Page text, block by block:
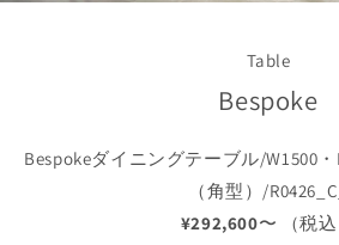
Table
Bespoke
Bespokeダイニングテーブル/W1500・
（角型）/R0426_C_
¥292,600〜 （税込